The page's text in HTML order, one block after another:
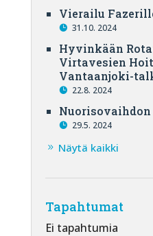
Vierailu
31.10. 2024
Hyvinkään
Virtavesien
Vantaanjoki-
22.8. 2024
29.5. 2024
Näytä kaikki
Tapahtumat
Ei tapahtumia